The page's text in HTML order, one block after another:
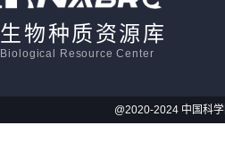
物种质资源库
Resource Center
@2020-2024 中国科